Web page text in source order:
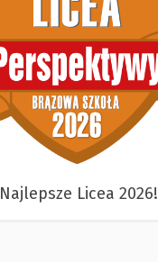
Najlepsze Licea 2026!